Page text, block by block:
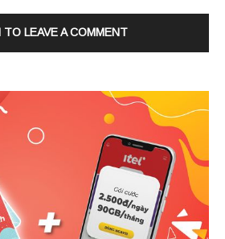
TO LEAVE A COMMENT